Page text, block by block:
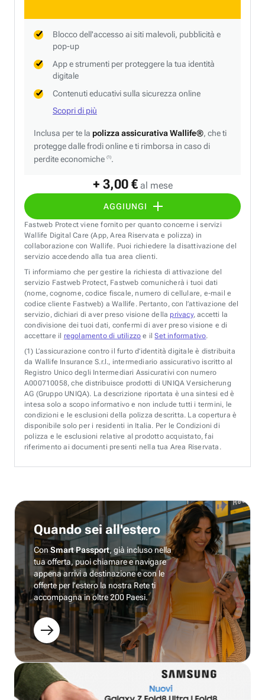
+ 3,00 € al mese
AGGIUNGI
Blocco dell'accesso ai siti malevoli, pubblicità e
pop-up
App e strumenti per proteggere la tua identità
digitale
Contenuti educativi sulla sicurezza online
Scopri di più
Inclusa per te la polizza assicurativa Wallife®, che ti
protegge dalle frodi online e ti rimborsa in caso di
perdite economiche (1).
Fastweb Protect viene fornito per quanto concerne i servizi
Wallife Digital Care (App, Area Riservata e polizza) in
collaborazione con Wallife. Puoi richiedere la disattivazione del
servizio accedendo alla tua area clienti.
Ti informiamo che per gestire la richiesta di attivazione del
servizio Fastweb Protect, Fastweb comunicherà i tuoi dati
(nome, cognome, codice fiscale, numero di cellulare, e-mail e
codice cliente Fastweb) a Wallife. Pertanto, con l’attivazione del
servizio, dichiari di aver preso visione della privacy, accetti la
condivisione dei tuoi dati, confermi di aver preso visione e di
accettare il regolamento di utilizzo e ilSet informativo.
(1) L’assicurazione contro il furto d’identità digitale è distribuita
da Wallife Insurance S.r.l., intermediario assicurativo iscritto al
Registro Unico degli Intermediari Assicurativi con numero
A000710058, che distribuisce prodotti di UNIQA Versicherung
AG (Gruppo UNIQA). La descrizione riportata è una sintesi ed è
intesa solo a scopo informativo e non include tutti i termini, le
condizioni e le esclusioni della polizza descritta. La copertura è
disponibile solo per i residenti in Italia. Per le Condizioni di
polizza e le esclusioni relative al prodotto acquistato, fai
riferimento ai documenti presenti nella tua Area Riservata.
Quando sei all'estero
ConSmart Passport, già incluso nella
tua offerta, puoi chiamare e navigare
appena arrivi a destinazione e con le
offerte per l’estero la nostra Rete ti
accompagna in oltre 200 Paesi.